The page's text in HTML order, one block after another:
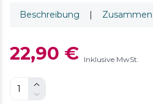
Beschreibung |
22,90 € Inklusive MwSt.